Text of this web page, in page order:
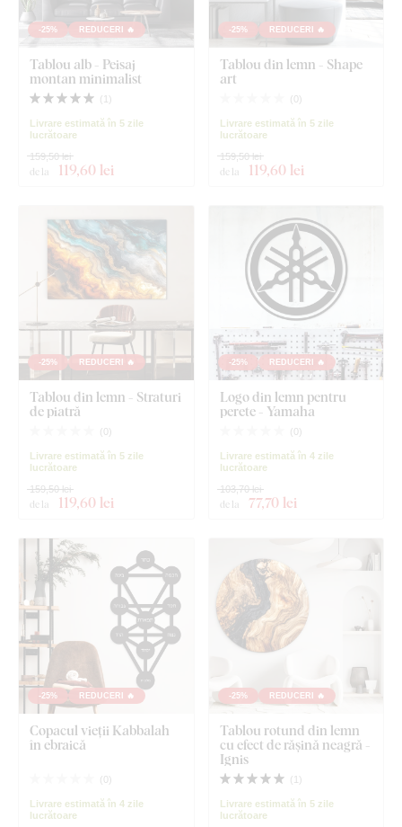
-25% REDUCERI 🔥
Tablou alb - Peisaj
montan minimalist
( 1 )
Livrare estimată în 5 zile
lucrătoare
de la 119,60 lei
159,50 lei
-25% REDUCERI 🔥
Tablou din lemn - Shape
art
( 0)
Livrare estimată în 5 zile
lucrătoare
de la 119,60 lei
159,50 lei
-25% REDUCERI 🔥
Tablou din lemn - Straturi
de piatră
( 0 )
Livrare estimată în 5 zile
lucrătoare
de la 119,60 lei
159,50 lei
-25% REDUCERI 🔥
Logo din lemn pentru
perete - Yamaha
( 0 )
Livrare estimată în 4 zile
lucrătoare
de la 77,70 lei
103,70 lei
-25% REDUCERI 🔥
Copacul vieții Kabbalah
în ebraică
( 0)
Livrare estimată în 4 zile
lucrătoare
-25% REDUCERI 🔥
Tablou rotund din lemn
cu efect de rășină neagră -
Ignis
( 1 )
Livrare estimată în 5 zile
lucrătoare